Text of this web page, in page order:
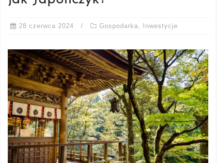
28 czerwca 2024 Gospodarka, Inwestycje